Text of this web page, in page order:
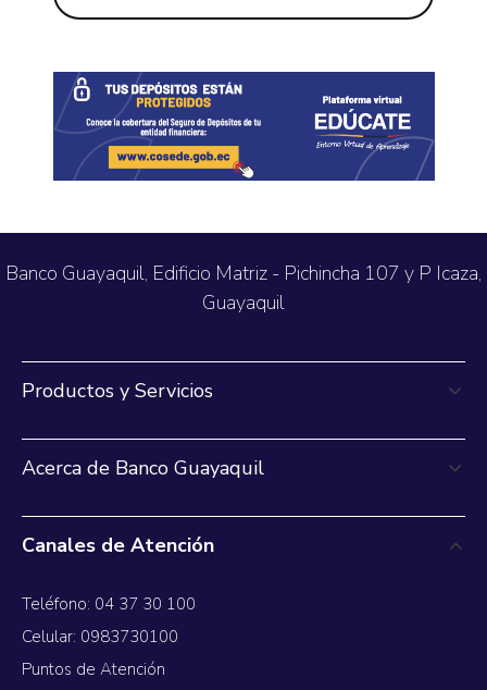
Banco Guayaquil, Edificio Matriz - Pichincha 107 y P Icaza,
Guayaquil
Productos y Servicios
Acerca de Banco Guayaquil
Canales de Atención
Teléfono: 04 37 30 100
Celular: 0983730100
Puntos de Atención